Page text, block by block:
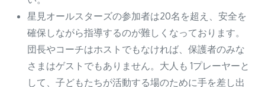
星見オールスターズの参加者は20名を超え、安全を
確保しながら指導するのが難しくなっております。
団長やコーチはホストでもなければ、保護者のみな
さまはゲストでもありません。大人も 1プレーヤーと
して、子どもたちが活動する場のために手を差し出